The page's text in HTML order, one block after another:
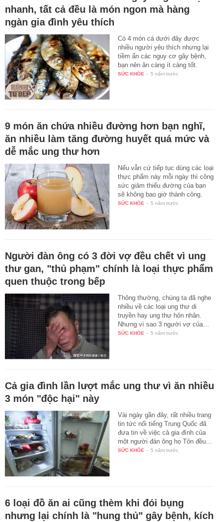
nhanh, tất cả đều là món ngon mà hàng
ngàn gia đình yêu thích
Có 4 món cá dưới đây được
nhiều người yêu thích nhưng lại
tiềm ẩn các nguy cơ gây bệnh,
bạn nên ăn càng ít càng tốt.
SỨC KHỎE - 5 năm trước
9 món ăn chứa nhiều đường hơn bạn nghĩ,
ăn nhiều làm tăng đường huyết quá mức và
dễ mắc ung thư hơn
Nếu vẫn cứ tiếp tục dùng các loại
thực phẩm này mỗi ngày thì công
sức giảm thiểu đường của bạn
sẽ không bao giờ thành công.
SỨC KHỎE - 5 năm trước
Người đàn ông có 3 đời vợ đều chết vì ung
thư gan, "thủ phạm" chính là loại thực phẩm
quen thuộc trong bếp
Thông thường, chúng ta đã nghe
nhiều về các loại ung thư di
truyền hay ung thư hôn nhân.
Nhưng vì sao 3 người vợ của…
SỨC KHỎE - 5 năm trước
Cả gia đình lần lượt mắc ung thư vì ăn nhiều
3 món "độc hại" này
Vài ngày gần đây, rất nhiều trang
tin tức nổi tiếng Trung Quốc đã
đưa tin về việc cả gia đình của
một người đàn ông họ Tôn đều…
SỨC KHỎE - 5 năm trước
6 loại đồ ăn ai cũng thèm khi đói bụng
nhưng lại chính là "hung thủ" gây bệnh, kích